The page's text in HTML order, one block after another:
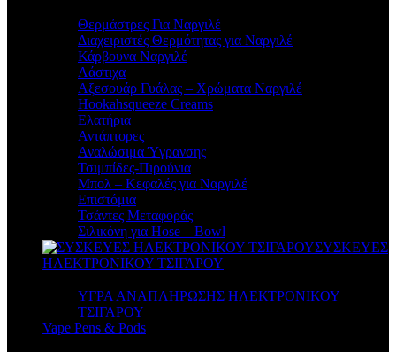
Θερμάστρες Για Ναργιλέ
Διαχειριστές Θερμότητας για Ναργιλέ
Κάρβουνα Ναργιλέ
Λάστιχα
Αξεσουάρ Γυάλας – Χρώματα Ναργιλέ
Hookahsqueeze Creams
Ελατήρια
Αντάπτορες
Αναλώσιμα Ύγρανσης
Τσιμπίδες-Πιρούνια
Μπολ – Κεφαλές για Ναργιλέ
Επιστόμια
Τσάντες Μεταφοράς
Σιλικόνη για Hose – Bowl
ΣΥΣΚΕΥΕΣ
ΗΛΕΚΤΡΟΝΙΚΟΥ ΤΣΙΓΑΡΟΥ
ΥΓΡΑ ΑΝΑΠΛΗΡΩΣΗΣ ΗΛΕΚΤΡΟΝΙΚΟΥ
ΤΣΙΓΑΡΟΥ
Vape Pens & Pods